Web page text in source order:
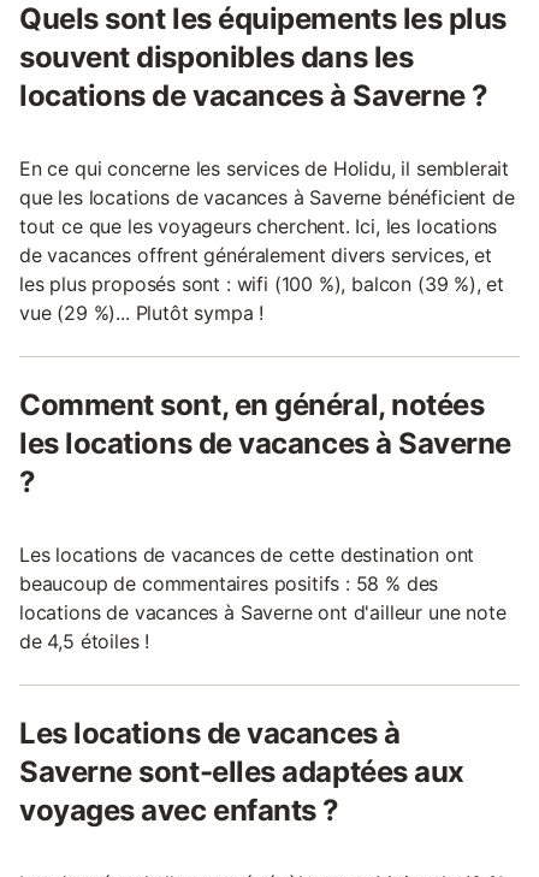
Quels sont les équipements les plus
souvent disponibles dans les
locations de vacances à Saverne ?
En ce qui concerne les services de Holidu, il semblerait
que les locations de vacances à Saverne bénéficient de
tout ce que les voyageurs cherchent. Ici, les locations
de vacances offrent généralement divers services, et
les plus proposés sont : wifi (100 %), balcon (39 %), et
vue (29 %)... Plutôt sympa !
Comment sont, en général, notées
les locations de vacances à Saverne
?
Les locations de vacances de cette destination ont
beaucoup de commentaires positifs : 58 % des
locations de vacances à Saverne ont d'ailleur une note
de 4,5 étoiles !
Les locations de vacances à
Saverne sont-elles adaptées aux
voyages avec enfants ?